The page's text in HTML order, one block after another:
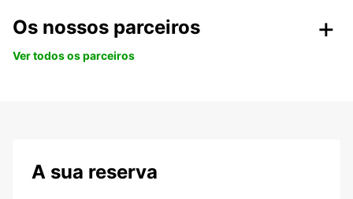
Os nossos parceiros
Ver todos os parceiros
A sua reserva